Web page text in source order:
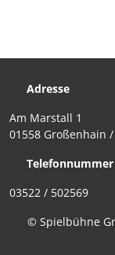
Adresse
Am Marstall 1
01558 Großenhain /
Telefonnummer
03522 / 502569
© Spielbühne